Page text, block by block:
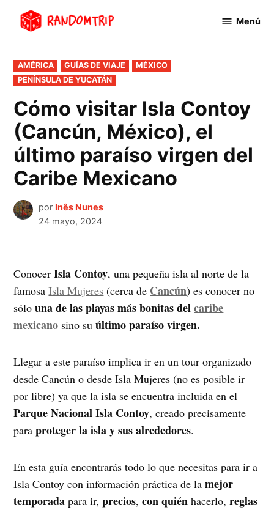
contenido
Menú
PUBLICADO
EN
AMÉRICA GUÍAS DE VIAJE
MÉXICO
PENÍNSULA DE YUCATÁN
Cómo visitar Isla Contoy
(Cancún, México), el
último paraíso virgen del
Caribe Mexicano
por Inês Nunes
24 mayo, 2024
ConocerIsla Contoy, una pequeña isla al norte de la
famosaIsla Mujeres (cerca de Cancún) es conocer no
sólouna de las playas más bonitas delcaribe
mexicano sino su último paraíso virgen.
Llegar a este paraíso implica ir en un tour organizado
desde Cancún o desde Isla Mujeres (no es posible ir
por libre) ya que la isla se encuentra incluida en el
Parque Nacional Isla Contoy, creado precisamente
paraproteger la isla y sus alrededores.
En esta guía encontrarás todo lo que necesitas para ir a
Isla Contoy con información práctica de lamejor
temporadapara ir,precios, con quién hacerlo,reglas